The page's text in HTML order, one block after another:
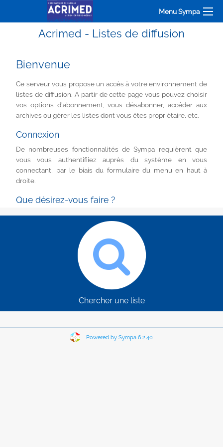
Menu Sympa
Acrimed - Listes de diffusion
Bienvenue
Ce serveur vous propose un accès à votre environnement de
listes de diffusion. A partir de cette page vous pouvez choisir
vos options d'abonnement, vous désabonner, accéder aux
archives ou gérer les listes dont vous êtes propriétaire, etc.
Connexion
De nombreuses fonctionnalités de Sympa requièrent que
vous vous authentifiiez auprès du système en vous
connectant, par le biais du formulaire du menu en haut à
droite.
Que désirez-vous faire ?
Chercher une liste
Powered by Sympa 6.2.40